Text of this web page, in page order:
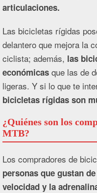
articulaciones.
Las bicicletas rígidas
delantero que mejora la
ciclista; además, las
económicas que las de
ligeras. Y si lo que te
bicicletas rígidas son
¿Quiénes son los
MTB?
Los compradores de
personas que gustan
velocidad y la